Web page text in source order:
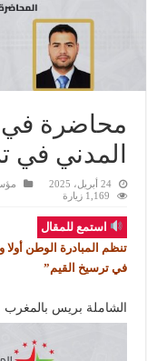
محاضرة في
المدني في
24 أبريل، 2025
1,169 زيارة
استمع للمقال
تنظم المبادرة الوطن
في ترسيخ القيم”
الشاملة بريس بالمغرب